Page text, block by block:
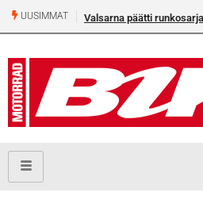
UUSIMMAT Valsarna päätti